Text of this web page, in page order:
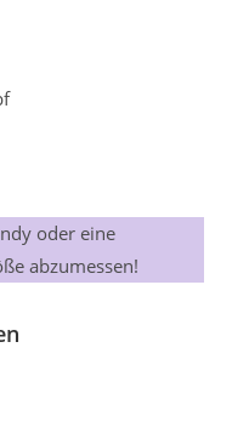
oder eine
abzumessen!